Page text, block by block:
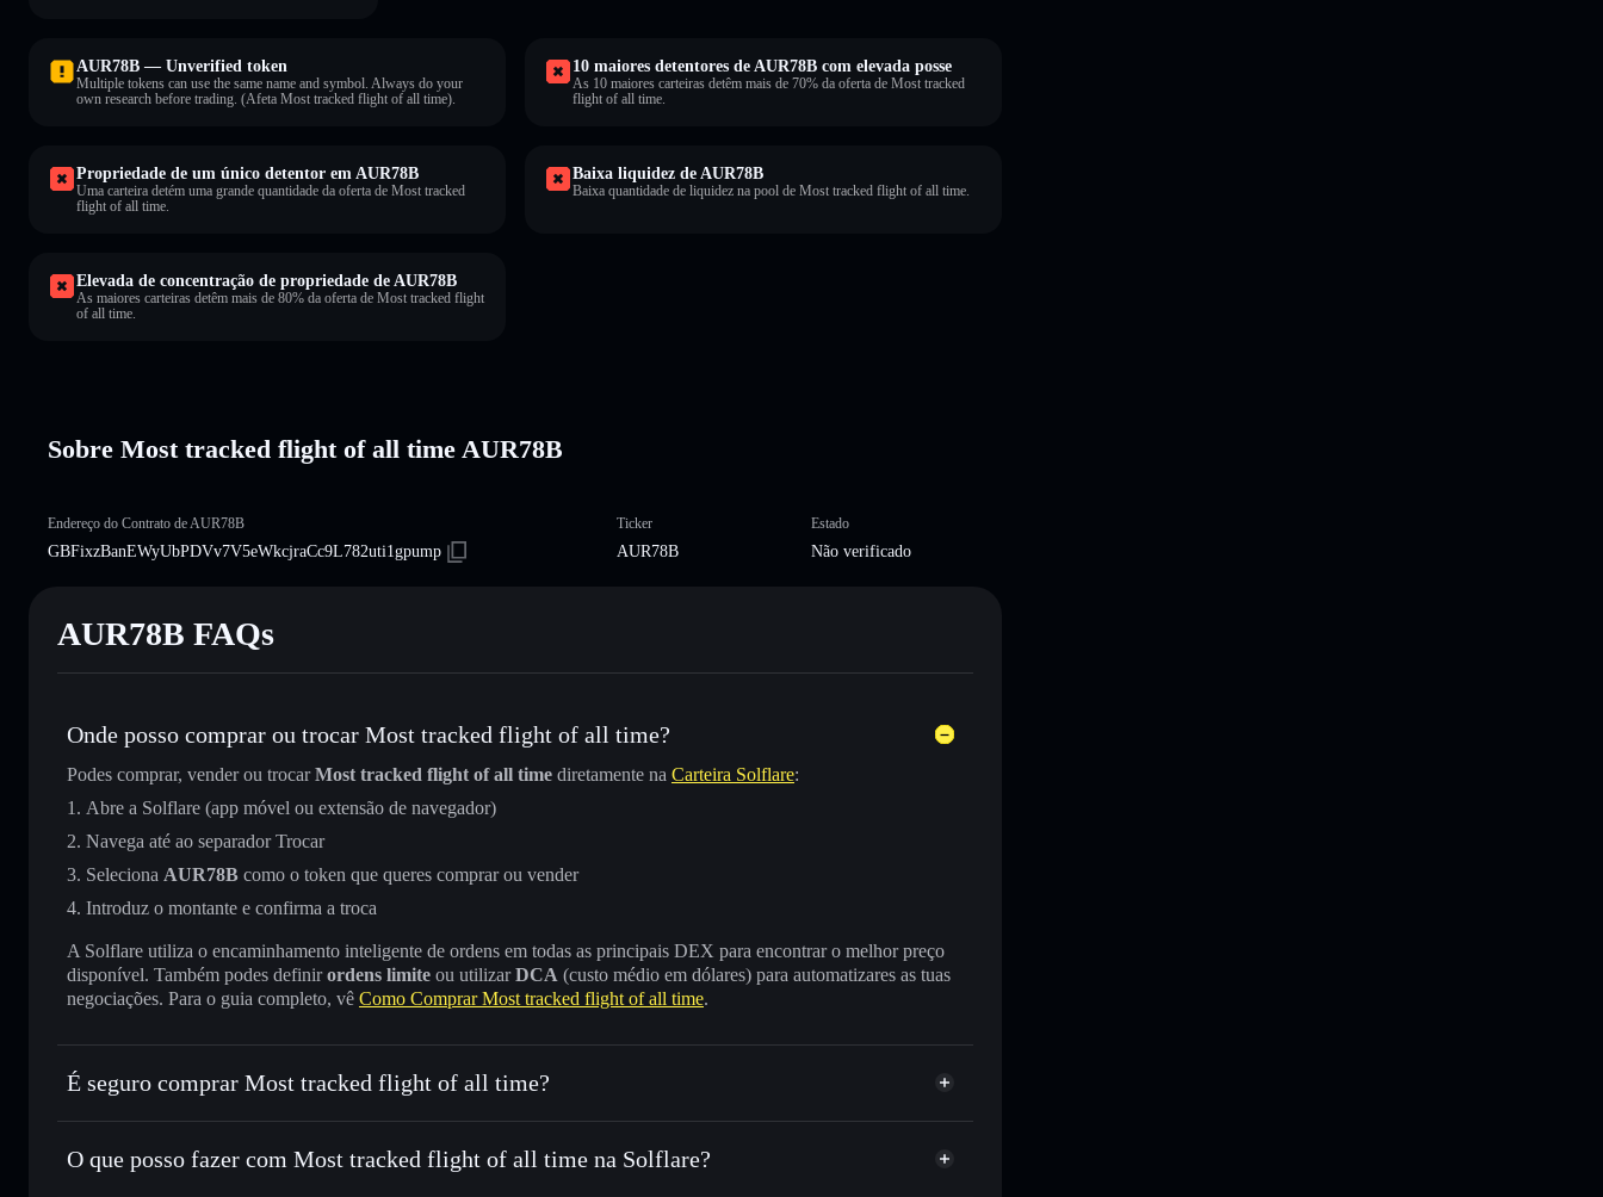
AUR78B — Unverified token
Multiple tokens can use the same name and symbol. Always do your
own research before trading. (Afeta Most tracked flight of all time).
10 maiores detentores de AUR78B com elevada posse
As 10 maiores carteiras detêm mais de 70% da oferta de Most tracked
flight of all time.
Propriedade de um único detentor em AUR78B
Uma carteira detém uma grande quantidade da oferta de Most tracked
flight of all time.
Baixa liquidez de AUR78B
Baixa quantidade de liquidez na pool de Most tracked flight of all time.
Elevada de concentração de propriedade de AUR78B
As maiores carteiras detêm mais de 80% da oferta de Most tracked flight
of all time.
Sobre Most tracked flight of all time AUR78B
Endereço do Contrato de AUR78B
GBFixzBanEWyUbPDVv7V5eWkcjraCc9L782uti1gpump
Ticker
AUR78B
Estado
Não verificado
AUR78B FAQs
Onde posso comprar ou trocar Most tracked flight of all time?
Podes comprar, vender ou trocarMost tracked flight of all time diretamente na Carteira Solflare:
Abre a Solflare (app móvel ou extensão de navegador)
Navega até ao separador Trocar
Seleciona AUR78B como o token que queres comprar ou vender
Introduz o montante e confirma a troca
A Solflare utiliza o encaminhamento inteligente de ordens em todas as principais DEX para encontrar o melhor preço
disponível. Também podes definirordens limite ou utilizarDCA (custo médio em dólares) para automatizares as tuas
negociações. Para o guia completo, vê Como Comprar Most tracked flight of all time.
É seguro comprar Most tracked flight of all time?
Most tracked flight of all time não está verificado
O que posso fazer com Most tracked flight of all time na Solflare?